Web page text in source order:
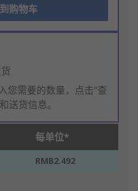
购物车
需要的数量，点击“查
送货信息。
每单位*
RMB2.492